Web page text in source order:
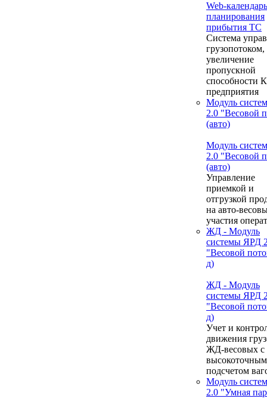
Web-календарь
планирования
прибытия ТС
Система
грузопотоком,
увеличение
пропускной
способности
предприятия
Модуль
2.0 "Весовой
(авто)
Модуль
2.0 "Весовой
(авто)
Управление
приемкой и
отгрузкой
на авто-
участия
ЖД - Модуль
системы ЯРД
"Весовой
д)
ЖД - Модуль
системы ЯРД
"Весовой
д)
Учет и
движения
ЖД-весовых с
высокоточным
подсчетом
Модуль
2.0 "Умная